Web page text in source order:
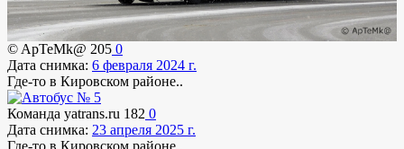
© ApTeMk@ 205 0
Дата снимка: 6 февраля 2024 г.
Где-то в Кировском районе..
Команда yatrans.ru 182 0
Дата снимка: 23 апреля 2025 г.